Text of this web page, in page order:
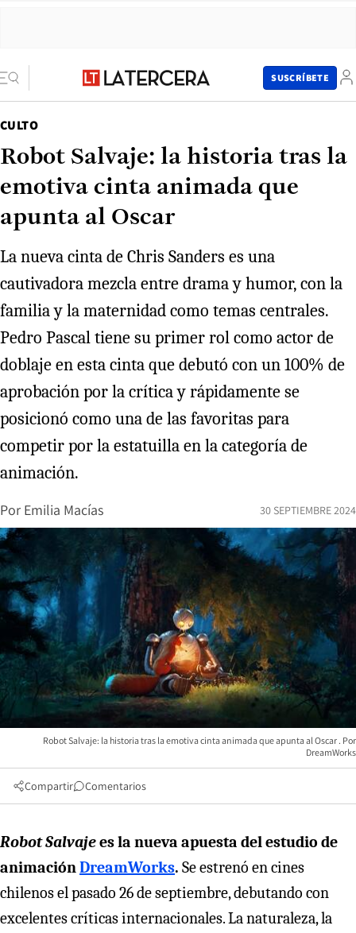
SUSCRÍBETE
CULTO
Robot Salvaje: la historia tras la
emotiva cinta animada que
apunta al Oscar
La nueva cinta de Chris Sanders es una
cautivadora mezcla entre drama y humor, con la
familia y la maternidad como temas centrales.
Pedro Pascal tiene su primer rol como actor de
doblaje en esta cinta que debutó con un 100% de
aprobación por la crítica y rápidamente se
posicionó como una de las favoritas para
competir por la estatuilla en la categoría de
animación.
Por Emilia Macías 30 SEPTIEMBRE 2024
Robot Salvaje: la historia tras la emotiva cinta animada que apunta al Oscar
DreamWorks
Compartir Comentarios
Robot Salvajees la nueva apuesta del estudio de
animaciónDreamWorks. Se estrenó en cines
chilenos el pasado 26 de septiembre, debutando con
excelentes críticas internacionales. La naturaleza, la